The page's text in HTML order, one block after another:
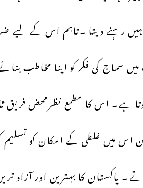
رہنے دیتا ۔تاہم اس کے لیے
سماج کی فکر کو اپنا مخاطب
ہے۔ اس کا مطمع نظرمحض فریق
اس میں غلطی کے امکان کو
پاکستان کا بہترین اور آزاد